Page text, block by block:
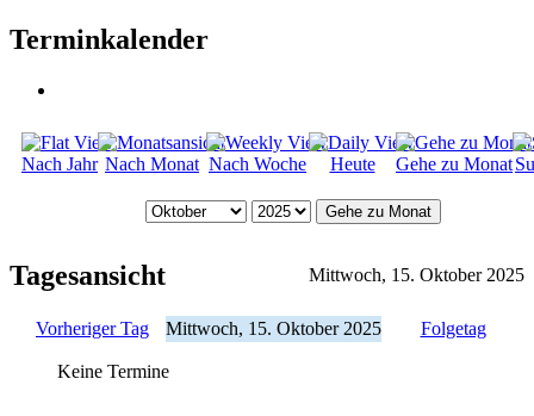
Terminkalender
Nach Jahr Nach Monat Nach Woche Heute Gehe zu Monat
Gehe zu Monat
Tagesansicht Mittwoch, 15. Oktober 2025
Vorheriger Tag Mittwoch, 15. Oktober 2025 Folgetag
Keine Termine